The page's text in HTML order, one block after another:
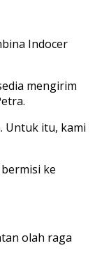
Indocer
mengirim
Untuk itu, kami
ke
olah raga